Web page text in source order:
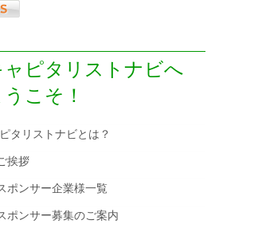
ャピタリストナビへ
うこそ！
タリストナビとは？
挨拶
ポンサー企業様一覧
ポンサー募集のご案内